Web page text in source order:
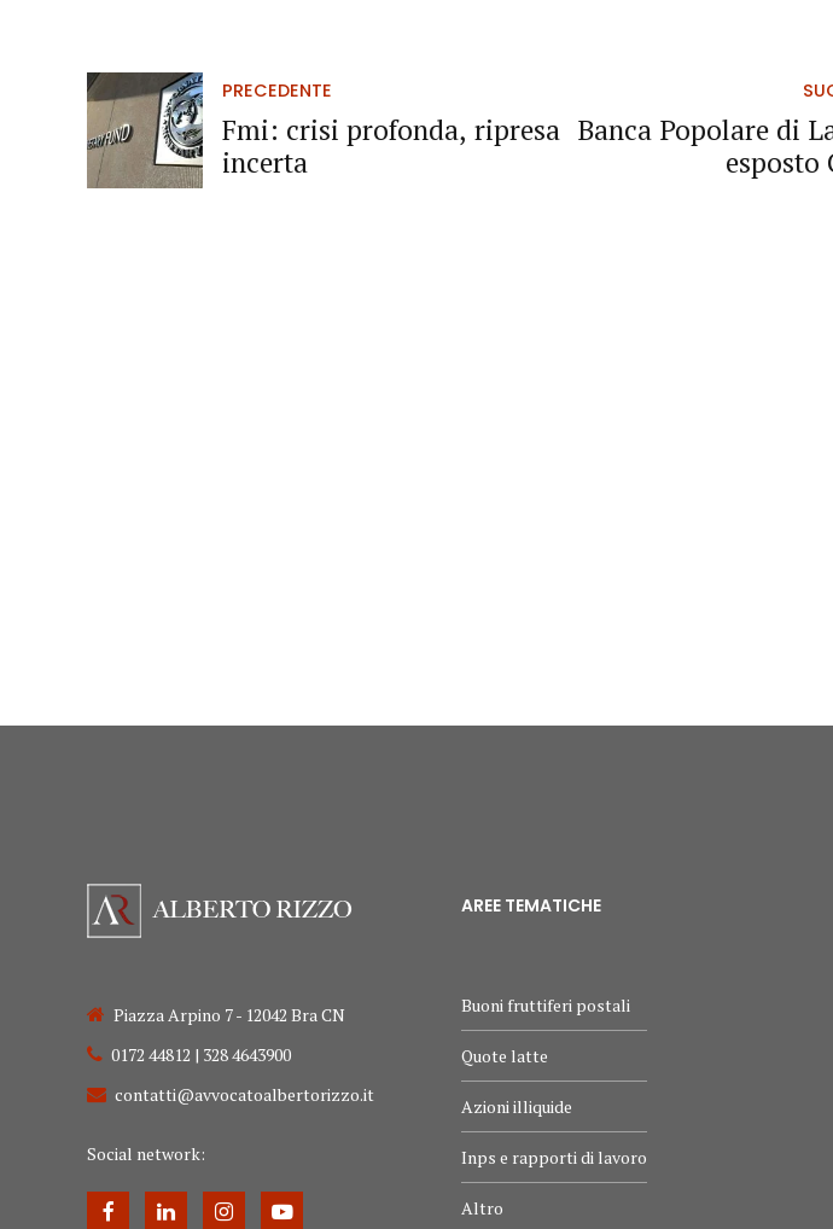
PRECEDENTE
Fmi: crisi profonda, ripresa
incerta
Banca Popolare di
esposto
Piazza Arpino 7 - 12042 Bra CN
0172 44812 | 328 4643900
contatti@avvocatoalbertorizzo.it
Social network:
AREE TEMATICHE
Buoni fruttiferi postali
Quote latte
Azioni illiquide
Inps e rapporti di lavoro
Altro